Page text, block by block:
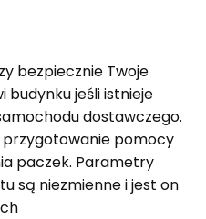
bezpiecznie Twoje
budynku jeśli istnieje
dostawczego.
przygotowanie pomocy
paczek. Parametry
są niezmienne i jest on